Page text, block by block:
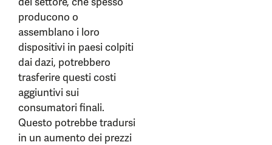
producono o
assemblano i loro
dispositivi in paesi colpiti
dai dazi, potrebbero
trasferire questi costi
aggiuntivi sui
consumatori finali.
Questo potrebbe tradursi
in un aumento dei prezzi